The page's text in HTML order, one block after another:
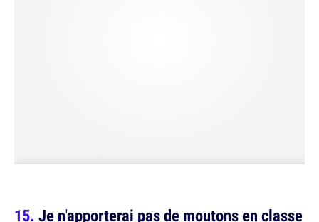
Je n'apporterai pas de moutons en classe